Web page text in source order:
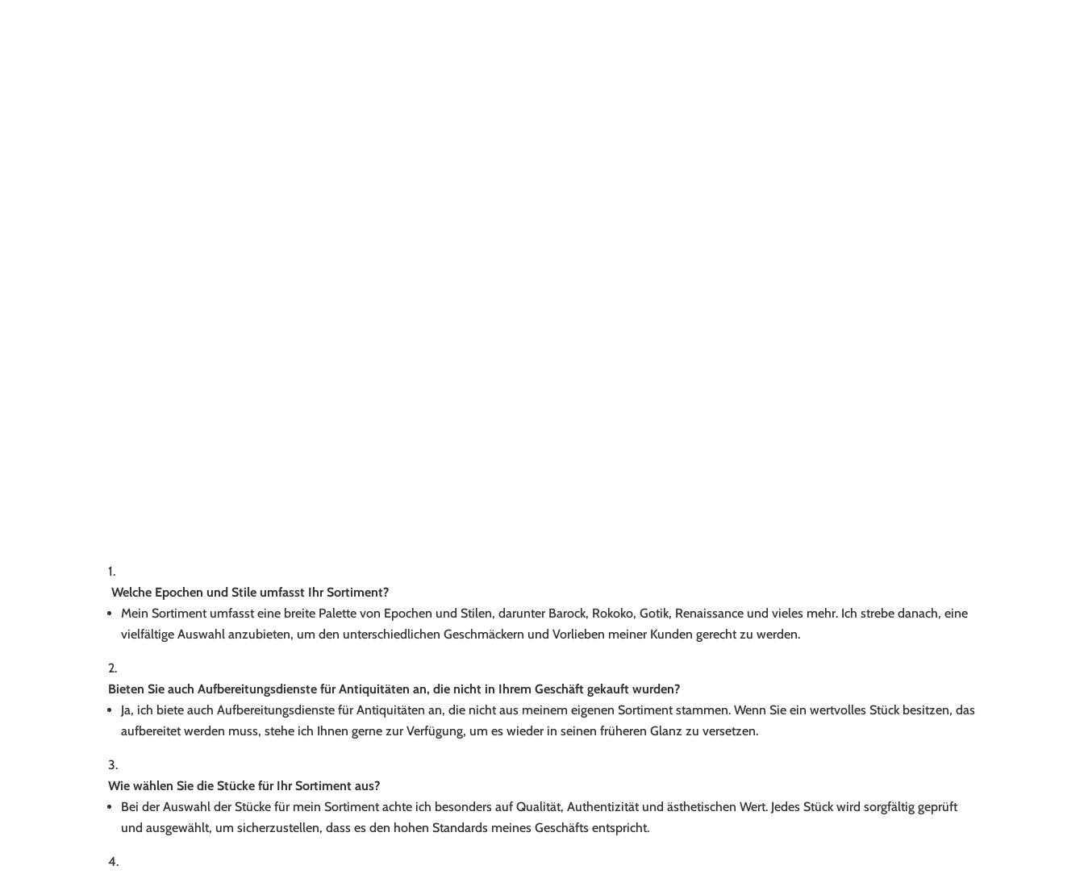
Welche Epochen und Stile umfasst Ihr Sortiment?
Mein Sortiment umfasst eine breite Palette von Epochen und Stilen, darunter Barock, Rokoko, Gotik, Renaissance und vieles mehr. Ich strebe danach, eine
vielfältige Auswahl anzubieten, um den unterschiedlichen Geschmäckern und Vorlieben meiner Kunden gerecht zu werden.
Bieten Sie auch Aufbereitungsdienste für Antiquitäten an, die nicht in Ihrem Geschäft gekauft wurden?
Ja, ich biete auch Aufbereitungsdienste für Antiquitäten an, die nicht aus meinem eigenen Sortiment stammen. Wenn Sie ein wertvolles Stück besitzen, das
aufbereitet werden muss, stehe ich Ihnen gerne zur Verfügung, um es wieder in seinen früheren Glanz zu versetzen.
Wie wählen Sie die Stücke für Ihr Sortiment aus?
Bei der Auswahl der Stücke für mein Sortiment achte ich besonders auf Qualität, Authentizität und ästhetischen Wert. Jedes Stück wird sorgfältig geprüft
und ausgewählt, um sicherzustellen, dass es den hohen Standards meines Geschäfts entspricht.